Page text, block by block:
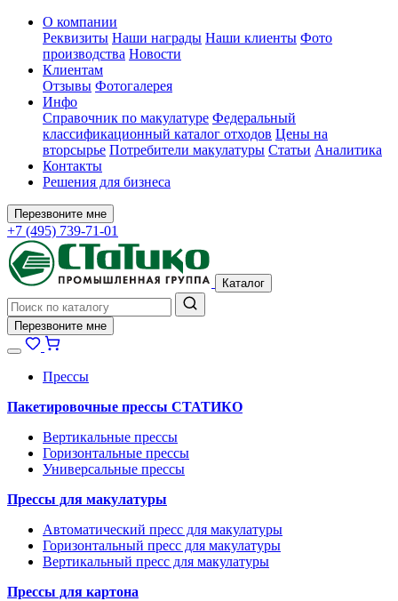
О компании
Реквизиты Наши награды Наши клиенты Фото
производства Новости
Клиентам
Отзывы Фотогалерея
Инфо
Справочник по макулатуре Федеральный
классификационный каталог отходов Цены на
вторсырье Потребители макулатуры Статьи Аналитика
Контакты
Решения для бизнеса
Перезвоните мне
+7 (495) 739-71-01
Каталог
Перезвоните мне
Прессы
Пакетировочные прессы СТАТИКО
Вертикальные прессы
Горизонтальные прессы
Универсальные прессы
Прессы для макулатуры
Автоматический пресс для макулатуры
Горизонтальный пресс для макулатуры
Вертикальный пресс для макулатуры
Прессы для картона